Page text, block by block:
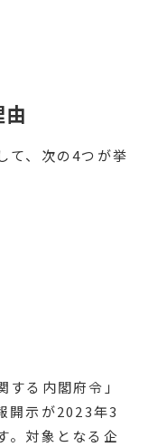
て、次の4つが挙
る内閣府令」
開示が2023年3
。対象となる企